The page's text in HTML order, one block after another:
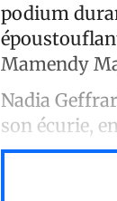
podium
Mamendy
Nadia
son écurie,